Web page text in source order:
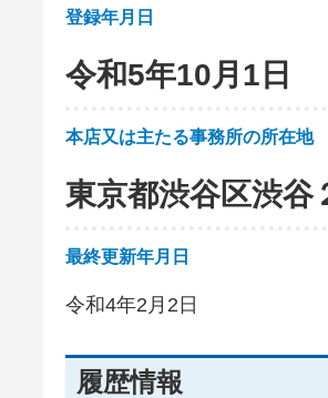
登録年月日
令和5年10月1日
本店又は主たる事務所の所在地
東京都渋谷区渋谷
最終更新年月日
令和4年2月2日
履歴情報